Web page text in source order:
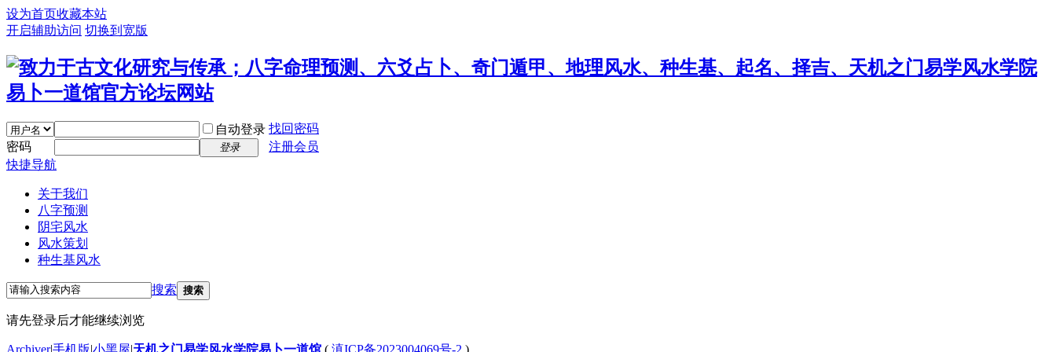
设为首页收藏本站
开启辅助访问 切换到宽版
自动登录 找回密码
密码
登录
注册会员
快捷导航
关于我们
八字预测
阴宅风水
风水策划
种生基风水
搜索 搜索
请先登录后才能继续浏览
Archiver|手机版|小黑屋|天机之门易学风水学院易卜一道馆 ( 滇ICP备2023004069号-2 )